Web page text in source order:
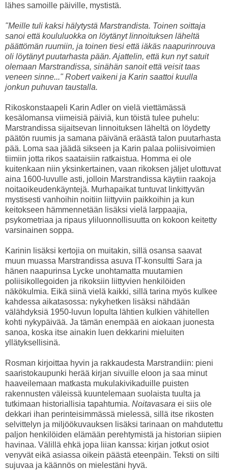
lähes samoille päiville, mystistä.
"Meille tuli kaksi hälytystä Marstrandista. Toinen soittaja
sanoi että koululuokka on löytänyt linnoituksen läheltä
päättömän ruumiin, ja toinen tiesi että iäkäs naapurinrouva
oli löytänyt puutarhasta pään. Ajattelin, että kun nyt satuit
olemaan Marstrandissa, sinähän sanoit että veisit taas
veneen sinne..." Robert vaikeni ja Karin saattoi kuulla
jonkun puhuvan taustalla.
Rikoskonstaapeli Karin Adler on vielä viettämässä
kesälomansa viimeisiä päiviä, kun töistä tulee puhelu:
Marstrandissa sijaitsevan linnoituksen läheltä on löydetty
päätön ruumis ja samana päivänä eräästä talon puutarhasta
pää. Loma saa jäädä sikseen ja Karin palaa poliisivoimien
tiimiin jotta rikos saataisiin ratkaistua. Homma ei ole
kuitenkaan niin yksinkertainen, vaan rikoksen jäljet ulottuvat
aina 1600-luvulle asti, jolloin Marstrandissa käytiin raakoja
noitaoikeudenkäyntejä. Murhapaikat tuntuvat linkittyvän
mystisesti vanhoihin noitiin liittyviin paikkoihin ja kun
keitokseen hämmennetään lisäksi vielä larppaajia,
psykometriaa ja ripaus yliluonnollisuutta on kokoon keitetty
varsinainen soppa.
Karinin lisäksi kertojia on muitakin, sillä osansa saavat
muun muassa Marstrandissa asuva IT-konsultti Sara ja
hänen naapurinsa Lycke unohtamatta muutamien
poliisikollegoiden ja rikoksiin liittyvien henkilöiden
näkökulmia. Eikä siinä vielä kaikki, sillä tarina myös kulkee
kahdessa aikatasossa: nykyhetken lisäksi nähdään
välähdyksiä 1950-luvun lopulta lähtien kulkien vähitellen
kohti nykypäivää. Ja tämän enempää en aiokaan juonesta
sanoa, koska itse ainakin luen dekkarini mieluiten
yllätyksellisinä.
Rosman kirjoittaa hyvin ja rakkaudesta Marstrandiin: pieni
saaristokaupunki herää kirjan sivuille eloon ja saa minut
haaveilemaan matkasta mukulakivikaduille puisten
rakennusten väleissä kuuntelemaan suolaista tuulta ja
tutkimaan historiallisia tapahtumia. Noitavasara ei siis ole
dekkari ihan perinteisimmässä mielessä, sillä itse rikosten
selvittelyn ja miljöökuvauksen lisäksi tarinaan on mahdutettu
paljon henkilöiden elämään perehtymistä ja historian siipien
havinaa. Välillä ehkä jopa liian kanssa: kirjan jotkut osiot
venyvät eikä asiassa oikein päästä eteenpäin. Teksti on silti
sujuvaa ja käännös on mielestäni hyvä.